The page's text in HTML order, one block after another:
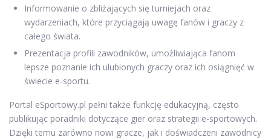
Informowanie o zbliżających się turniejach oraz
wydarzeniach, które przyciągają uwagę fanów i graczy z
całego świata.
Prezentacja profili zawodników, umożliwiająca fanom
lepsze poznanie ich ulubionych graczy oraz ich osiągnięć w
świecie e-sportu.
Portal eSportowy.pl pełni także funkcję edukacyjną, często
publikując poradniki dotyczące gier oraz strategii e-sportowych.
Dzięki temu zarówno nowi gracze, jak i doświadczeni zawodnicy